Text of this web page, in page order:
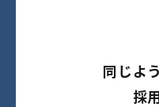
同じよ
採